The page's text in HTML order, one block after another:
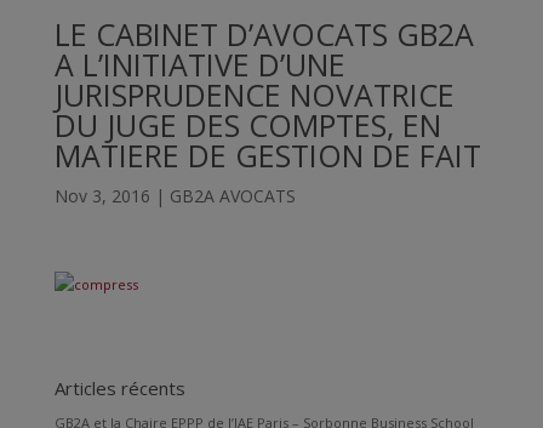
LE CABINET D’AVOCATS GB2A
A L’INITIATIVE D’UNE
JURISPRUDENCE NOVATRICE
DU JUGE DES COMPTES, EN
MATIERE DE GESTION DE FAIT
Nov 3, 2016 | GB2A AVOCATS
Articles récents
GB2A et la Chaire EPPP de l’IAE Paris – Sorbonne Business School